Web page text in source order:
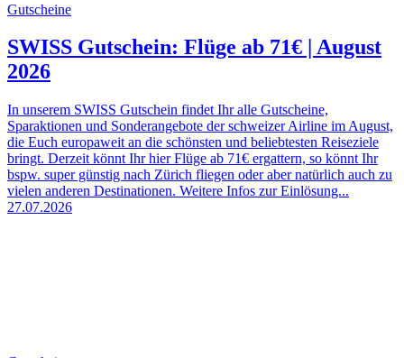
Gutscheine
SWISS Gutschein: Flüge ab 71€ | August
2026
In unserem SWISS Gutschein findet Ihr alle Gutscheine,
Sparaktionen und Sonderangebote der schweizer Airline im August,
die Euch europaweit an die schönsten und beliebtesten Reiseziele
bringt. Derzeit könnt Ihr hier Flüge ab 71€ ergattern, so könnt Ihr
bspw. super günstig nach Zürich fliegen oder aber natürlich auch zu
vielen anderen Destinationen. Weitere Infos zur Einlösung...
27.07.2026